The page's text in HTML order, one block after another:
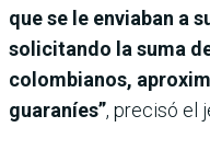
que se le enviaban a
solicitando la suma
colombianos,
guaraníes”, precisó el